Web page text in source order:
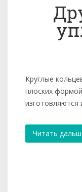
Круглые
плоских
изготовляются
Читать